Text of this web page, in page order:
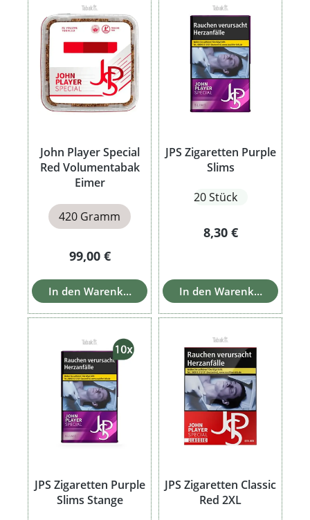
John Player Special
Red Volumentabak
Eimer
420 Gramm
Regulärer Preis:
99,00 €
In den Warenkorb
JPS Zigaretten Purple
Slims
20 Stück
Regulärer Preis:
8,30 €
In den Warenkorb
JPS Zigaretten Purple
Slims Stange
JPS Zigaretten Classic
Red 2XL